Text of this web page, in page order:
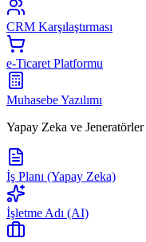
CRM Karşılaştırması
e-Ticaret Platformu
Muhasebe Yazılımı
Yapay Zeka ve Jeneratörler
İş Planı (Yapay Zeka)
İşletme Adı (AI)